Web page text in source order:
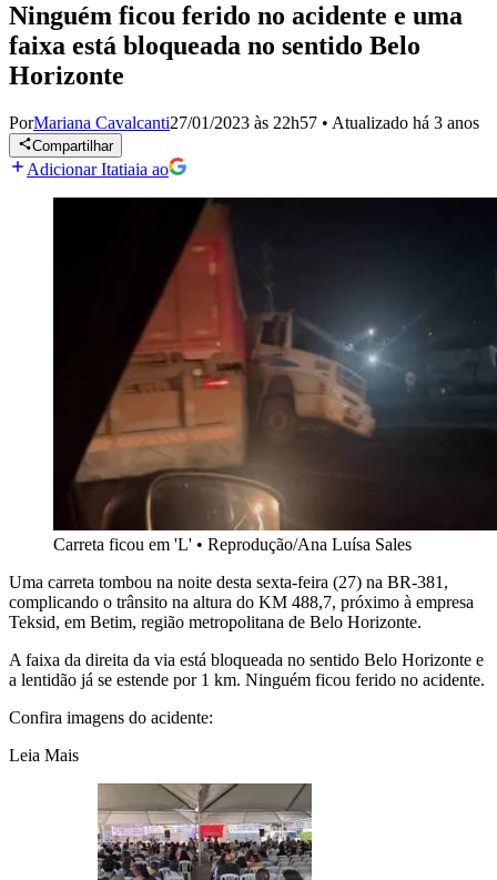
Ninguém ficou ferido no acidente e uma
faixa está bloqueada no sentido Belo
Horizonte
PorMariana Cavalcanti27/01/2023 às 22h57 • Atualizado há 3 anos
Compartilhar
Adicionar Itatiaia ao
Carreta ficou em 'L' • Reprodução/Ana Luísa Sales
Uma carreta tombou na noite desta sexta-feira (27) na BR-381,
complicando o trânsito na altura do KM 488,7, próximo à empresa
Teksid, em Betim, região metropolitana de Belo Horizonte.
A faixa da direita da via está bloqueada no sentido Belo Horizonte e
a lentidão já se estende por 1 km. Ninguém ficou ferido no acidente.
Confira imagens do acidente:
Leia Mais